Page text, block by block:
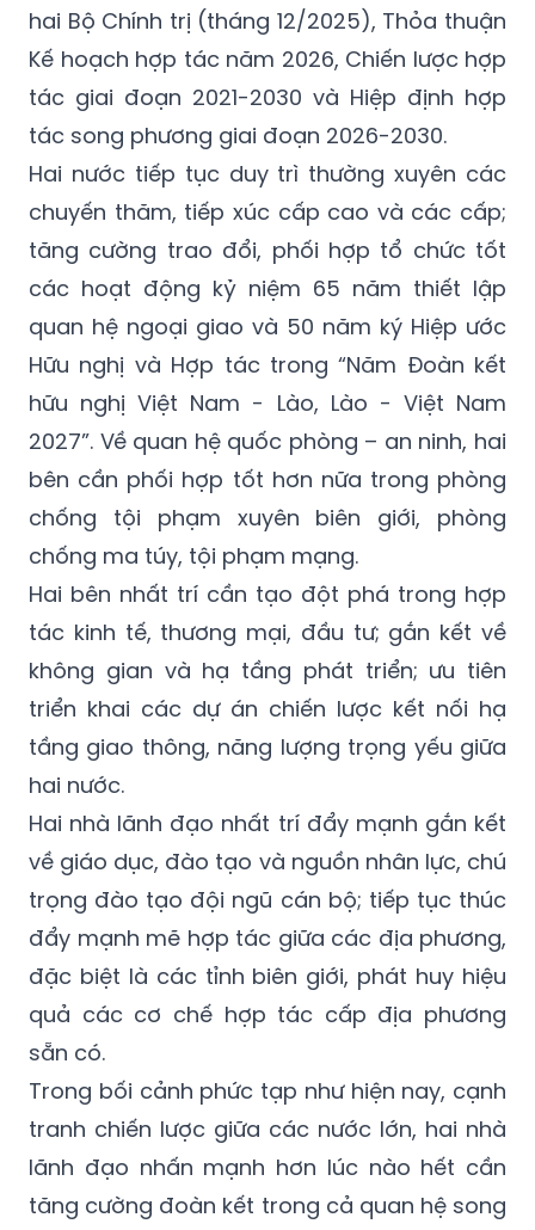
hai Bộ Chính trị (tháng 12/2025), Thỏa thuận
Kế hoạch hợp tác năm 2026, Chiến lược hợp
tác giai đoạn 2021-2030 và Hiệp định hợp
tác song phương giai đoạn 2026-2030.
Hai nước tiếp tục duy trì thường xuyên các
chuyến thăm, tiếp xúc cấp cao và các cấp;
tăng cường trao đổi, phối hợp tổ chức tốt
các hoạt động kỷ niệm 65 năm thiết lập
quan hệ ngoại giao và 50 năm ký Hiệp ước
Hữu nghị và Hợp tác trong “Năm Đoàn kết
hữu nghị Việt Nam - Lào, Lào - Việt Nam
2027”. Về quan hệ quốc phòng – an ninh, hai
bên cần phối hợp tốt hơn nữa trong phòng
chống tội phạm xuyên biên giới, phòng
chống ma túy, tội phạm mạng.
Hai bên nhất trí cần tạo đột phá trong hợp
tác kinh tế, thương mại, đầu tư; gắn kết về
không gian và hạ tầng phát triển; ưu tiên
triển khai các dự án chiến lược kết nối hạ
tầng giao thông, năng lượng trọng yếu giữa
hai nước.
Hai nhà lãnh đạo nhất trí đẩy mạnh gắn kết
về giáo dục, đào tạo và nguồn nhân lực, chú
trọng đào tạo đội ngũ cán bộ; tiếp tục thúc
đẩy mạnh mẽ hợp tác giữa các địa phương,
đặc biệt là các tỉnh biên giới, phát huy hiệu
quả các cơ chế hợp tác cấp địa phương
sẵn có.
Trong bối cảnh phức tạp như hiện nay, cạnh
tranh chiến lược giữa các nước lớn, hai nhà
lãnh đạo nhấn mạnh hơn lúc nào hết cần
tăng cường đoàn kết trong cả quan hệ song